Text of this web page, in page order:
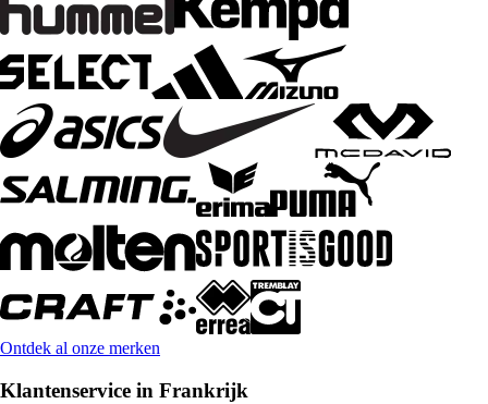
Ontdek al onze merken
Klantenservice in Frankrijk